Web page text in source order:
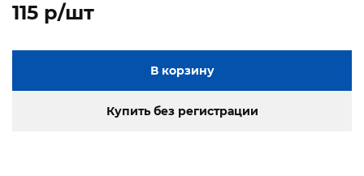
115 p/шт
В корзину
Купить без регистрации